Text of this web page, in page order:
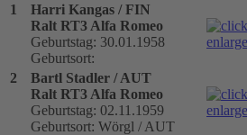
1
Harri Kangas / FIN
Ralt RT3 Alfa Romeo
Geburtstag: 30.01.1958
Geburtsort:
2
Bartl Stadler / AUT
Ralt RT3 Alfa Romeo
Geburtstag: 02.11.1959
Geburtsort: Wörgl / AUT